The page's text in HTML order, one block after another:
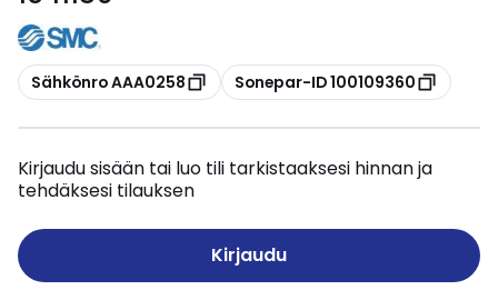
Kopioi
Sähkönro AAA0258 Kopioi
Sonepar-ID 100109360
Kirjaudu sisään tai luo tili tarkistaaksesi hinnan ja
tehdäksesi tilauksen
Kirjaudu